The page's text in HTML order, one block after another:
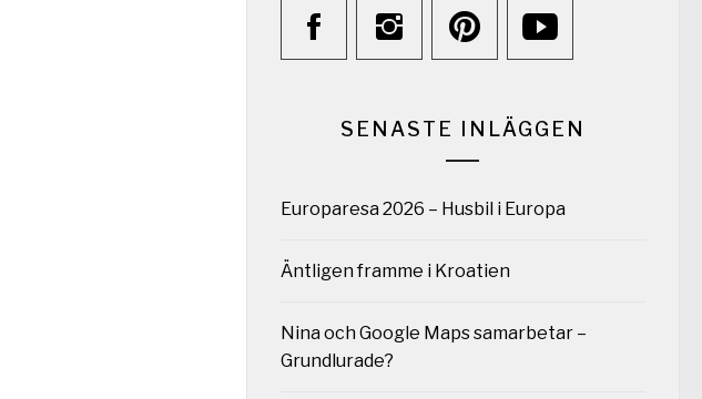
SENASTE INLÄGGEN
Europaresa 2026 – Husbil i Europa
Äntligen framme i Kroatien
Nina och Google Maps samarbetar –
Grundlurade?